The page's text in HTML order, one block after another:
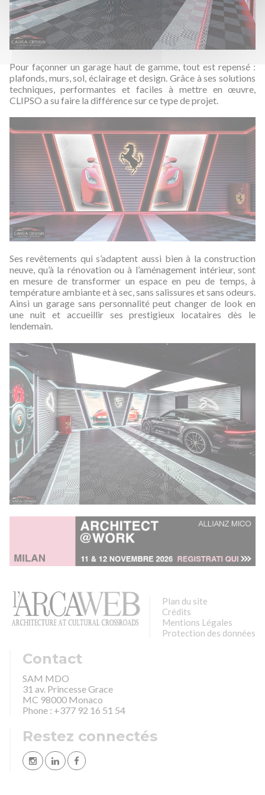
Pour façonner un garage haut de gamme, tout est repensé :
plafonds, murs, sol, éclairage et design. Grâce à ses solutions
techniques, performantes et faciles à mettre en œuvre,
CLIPSO a su faire la différence sur ce type de projet.
Ses revêtements qui s’adaptent aussi bien à la construction
neuve, qu’à la rénovation ou à l’aménagement intérieur, sont
en mesure de transformer un espace en peu de temps, à
température ambiante et à sec, sans salissures et sans odeurs.
Ainsi un garage sans personnalité peut changer de look en
une nuit et accueillir ses prestigieux locataires dès le
lendemain.
Plan du site
Crédits
Mentions Légales
Protection des données
Contact
SAM MDO
31 av. Princesse Grace
MC 98000 Monaco
Phone : +377 92 16 51 54
Restez connectés